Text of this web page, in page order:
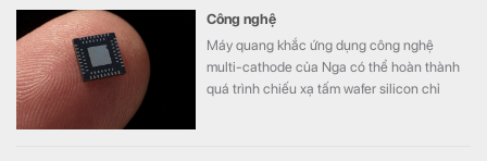
Công nghệ
Máy quang khắc ứng dụng công nghệ
multi-cathode của Nga có thể hoàn thành
quá trình chiếu xạ tấm wafer silicon chỉ